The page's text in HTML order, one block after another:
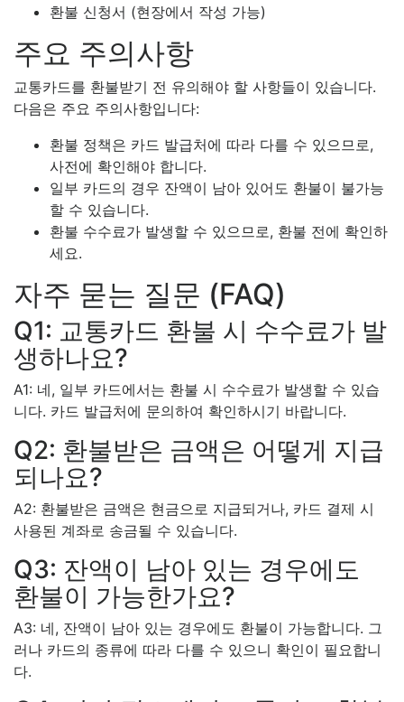
환불 신청서 (현장에서 작성 가능)
주요 주의사항
교통카드를 환불받기 전 유의해야 할 사항들이 있습니다.
다음은 주요 주의사항입니다:
환불 정책은 카드 발급처에 따라 다를 수 있으므로,
사전에 확인해야 합니다.
일부 카드의 경우 잔액이 남아 있어도 환불이 불가능
할 수 있습니다.
환불 수수료가 발생할 수 있으므로, 환불 전에 확인하
세요.
자주 묻는 질문 (FAQ)
Q1: 교통카드 환불 시 수수료가 발
생하나요?
A1: 네, 일부 카드에서는 환불 시 수수료가 발생할 수 있습
니다. 카드 발급처에 문의하여 확인하시기 바랍니다.
Q2: 환불받은 금액은 어떻게 지급
되나요?
A2: 환불받은 금액은 현금으로 지급되거나, 카드 결제 시
사용된 계좌로 송금될 수 있습니다.
Q3: 잔액이 남아 있는 경우에도
환불이 가능한가요?
A3: 네, 잔액이 남아 있는 경우에도 환불이 가능합니다. 그
러나 카드의 종류에 따라 다를 수 있으니 확인이 필요합니
다.